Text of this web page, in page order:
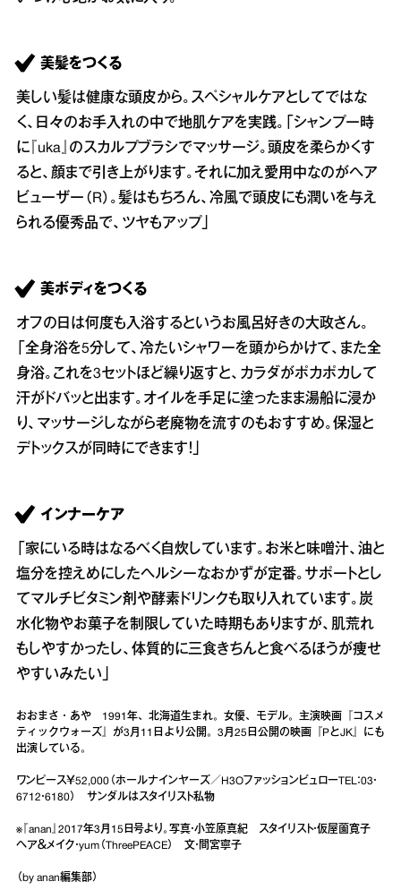
美髪をつくる
美しい髪は健康な頭皮から。スペシャルケアとしてではな
く、日々のお手入れの中で地肌ケアを実践。「シャンプー時
に『uka』のスカルプブラシでマッサージ。頭皮を柔らかくす
ると、顔まで引き上がります。それに加え愛用中なのがヘア
ビューザー（R）。髪はもちろん、冷風で頭皮にも潤いを与え
られる優秀品で、ツヤもアップ」
美ボディをつくる
オフの日は何度も入浴するというお風呂好きの大政さん。
「全身浴を5分して、冷たいシャワーを頭からかけて、また全
身浴。これを3セットほど繰り返すと、カラダがポカポカして
汗がドバッと出ます。オイルを手足に塗ったまま湯船に浸か
り、マッサージしながら老廃物を流すのもおすすめ。保湿と
デトックスが同時にできます！」
インナーケア
「家にいる時はなるべく自炊しています。お米と味噌汁、油と
塩分を控えめにしたヘルシーなおかずが定番。サポートとし
てマルチビタミン剤や酵素ドリンクも取り入れています。炭
水化物やお菓子を制限していた時期もありますが、肌荒れ
もしやすかったし、体質的に三食きちんと食べるほうが痩せ
やすいみたい」
おおまさ・あや 1991年、北海道生まれ。女優、モデル。主演映画『コスメ
ティックウォーズ』が3月11日より公開。3月25日公開の映画『PとJK』にも
出演している。
ワンピース￥52,000（ホールナインヤーズ／H3OファッションビュローTEL：03・
6712・6180） サンダルはスタイリスト私物
※『anan』2017年3月15日号より。写真・小笠原真紀 スタイリスト・仮屋薗寛子
ヘア＆メイク・yum（ThreePEACE） 文・間宮寧子
（by anan編集部）